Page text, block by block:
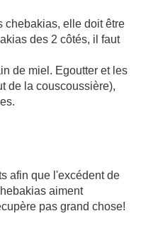
chebakias, elle doit être
des 2 côtés, il faut
de miel. Egoutter et les
de la couscoussière),
afin que l'excédent de
aiment
pas grand chose!